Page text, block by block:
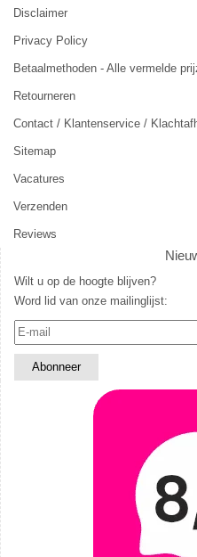
Disclaimer
Privacy Policy
Betaalmethoden - Alle vermelde
Retourneren
Contact / Klantenservice /
Sitemap
Vacatures
Verzenden
Reviews
Wilt u op de hoogte blijven?
Word lid van onze mailinglijst: